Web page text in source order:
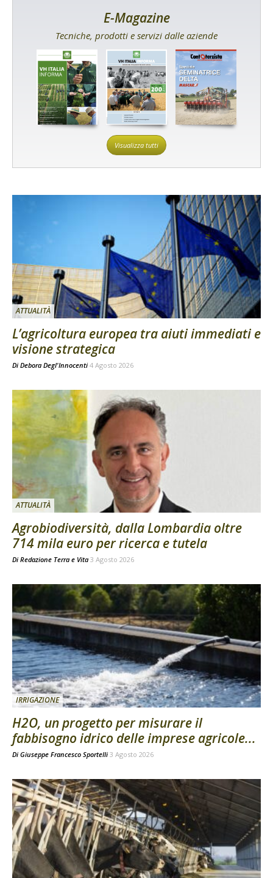
E-Magazine
Tecniche, prodotti e servizi dalle aziende
Visualizza tutti
ATTUALITÀ
L’agricoltura europea tra aiuti immediati e
visione strategica
Di Debora Degl'Innocenti 4 Agosto 2026
ATTUALITÀ
Agrobiodiversità, dalla Lombardia oltre
714 mila euro per ricerca e tutela
Di Redazione Terra e Vita 3 Agosto 2026
IRRIGAZIONE
H2O, un progetto per misurare il
fabbisogno idrico delle imprese agricole...
Di Giuseppe Francesco Sportelli 3 Agosto 2026